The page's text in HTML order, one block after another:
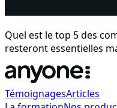
Quel est le top 5 des
resteront essentielles
TémoignagesArticles